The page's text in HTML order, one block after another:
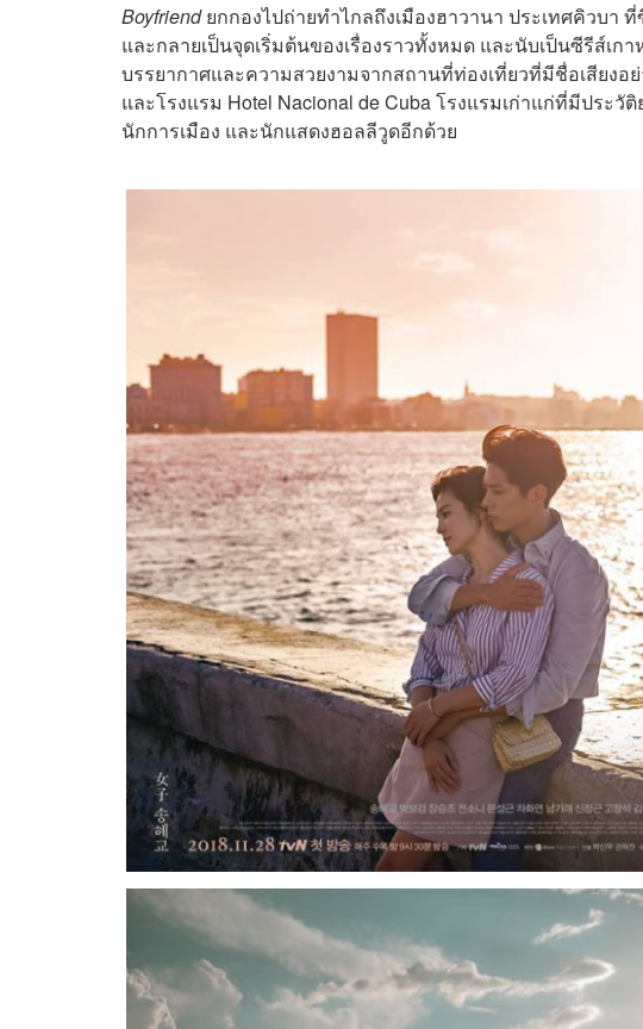
Boyfriendยกกองไปถ่ายทำไกลถึงเมืองฮาวานา ประเทศคิวบ
และกลายเป็นจุดเริ่มต้นของเรื่องราวทั้งหมด และนับเป็นซีรีส์เก
บรรยากาศและความสวยงามจากสถานที่ท่องเที่ยวที่มีชื่อเสียงอ
และโรงแรม Hotel Nacional de Cuba โรงแรมเก่าแก่ที่มีปร
นักการเมือง และนักแสดงฮอลลีวูดอีกด้วย